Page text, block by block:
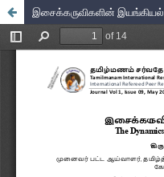
இசைக்கருவிகளின் இயங்கியல்